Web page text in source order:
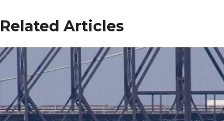
Related Articles